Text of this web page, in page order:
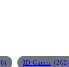
3D Games (262)